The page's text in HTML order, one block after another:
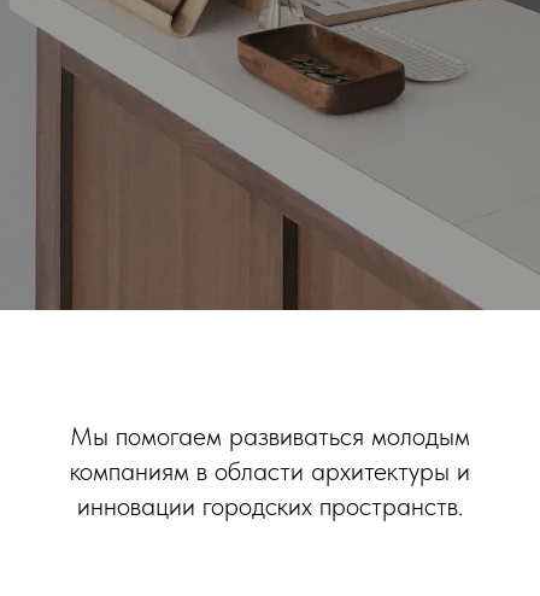
Мы помогаем развиваться молодым
компаниям в области архитектуры и
инновации городских пространств.